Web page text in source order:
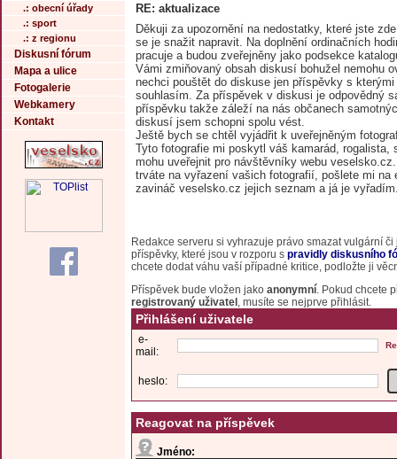
.: obecní úřady
.: sport
.: z regionu
Diskusní fórum
Mapa a ulice
Fotogalerie
Webkamery
Kontakt
RE: aktualizace
Děkuji za upozornění na nedostatky, které jste
se je snažit napravit. Na doplnění ordinačních
pracuje a budou zveřejněny jako podsekce
Vámi zmiňovaný obsah diskusí bohužel nemohu
nechci pouštět do diskuse jen příspěvky s kterými
souhlasím. Za příspěvek v diskusi je odpovědný
příspěvku takže záleží na nás občanech
diskusí jsem schopni spolu vést.
Ještě bych se chtěl vyjádřit k uveřejněným
Tyto fotografie mi poskytl váš kamarád, rogalista,
mohu uveřejnit pro návštěvníky webu
trváte na vyřazení vašich fotografií, pošlete mi na
zavináč veselsko.cz jejich seznam a já je
Redakce serveru si vyhrazuje právo smazat vulgární
příspěvky, které jsou v rozporu s pravidly diskusního
chcete dodat váhu vaší případné kritice, podložte ji
Příspěvek bude vložen jako anonymní. Pokud chcete
registrovaný uživatel , musíte se nejprve přihlásit.
Přihlášení uživatele
e-
mail:
heslo:
Reagovat na příspěvek
Jméno: